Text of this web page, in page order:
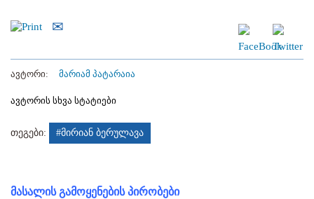
ავტორი: მარიამ პატარაია
ავტორის სხვა სტატიები
თეგები: #მირიან ბერულავა
მასალის გამოყენების პირობები